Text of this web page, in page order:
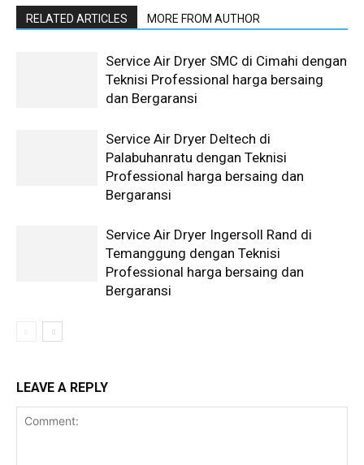
RELATED ARTICLES MORE FROM AUTHOR
Service Air Dryer SMC di Cimahi dengan
Teknisi Professional harga bersaing
dan Bergaransi
Service Air Dryer Deltech di
Palabuhanratu dengan Teknisi
Professional harga bersaing dan
Bergaransi
Service Air Dryer Ingersoll Rand di
Temanggung dengan Teknisi
Professional harga bersaing dan
Bergaransi
LEAVE A REPLY